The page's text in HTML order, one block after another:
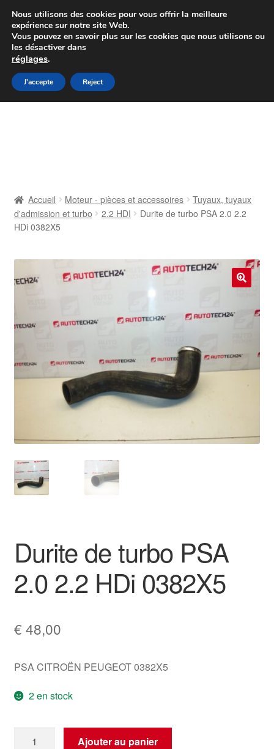
Colissimo livraison à partir de 7 EUR
Du lundi au vendredi de 9 h à 16 h
Aller
à
Aller
au
Contact
Livraison internationale
Panier
Politique de confidentialité
Procédure de Réclamation
Accueil Moteur - pièces et accessoires
Tuyaux, tuyaux
d'admission et turbo
2.2 HDI
Durite de turbo PSA 2.0 2.2
HDi 0382X5
Durite de turbo PSA
2.0 2.2 HDi 0382X5
€ 48,00
PSA CITROËN PEUGEOT 0382X5
2 en stock
Ajouter au panier
Nous utilisons des cookies pour vous offrir la meilleure
expérience sur notre site Web.
Vous pouvez en savoir plus sur les cookies que nous utilisons ou
les désactiver dans
réglages.
J'accepte Reject